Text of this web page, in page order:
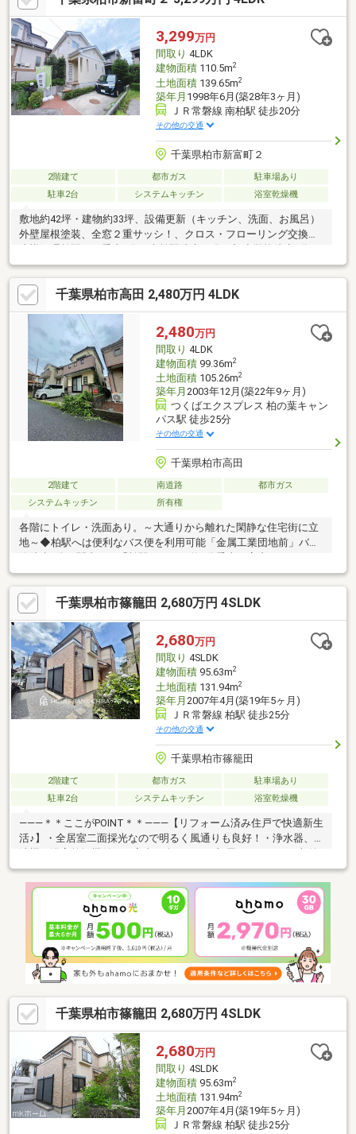
イレがあるため朝夕の混雑を緩和できます。■周辺環境・東武鉄
道野田線「豊四季」駅まで徒歩約20分！柏駅までバス約15分！最
寄りのバス停が徒歩約2分の距離にあり、利便性良好です！
3,299万円
間取り 4LDK
建物面積110.5m2
土地面積139.65m2
築年月 1998年6月(築28年3ヶ月)
ＪＲ常磐線 南柏駅 徒歩20分
その他の交通
千葉県柏市新富町２
2階建て 都市ガス
駐車場あり
駐車2台
システムキッチン 浴室乾燥機
敷地約42坪・建物約33坪、設備更新（キッチン、洗面、お風呂）
外壁屋根塗装、全窓２重サッシ！、クロス・フローリング交換、
コンビニ徒歩5分 イオンモール柏徒歩10分 六実小学校徒歩９
分の立地です！◆見るだけOK！リフォーム相談可・住宅ローン相
談可です。お気軽にお問い合わせください！
千葉県柏市高田 2,480万円 4LDK
2,480万円
間取り 4LDK
建物面積99.36m2
土地面積105.26m2
築年月 2003年12月(築22年9ヶ月)
つくばエクスプレス 柏の葉キャン
パス駅 徒歩25分
その他の交通
千葉県柏市高田
2階建て 南道路
都市ガス
システムキッチン
所有権
各階にトイレ・洗面あり。～大通りから離れた閑静な住宅街に立
地～◆柏駅へは便利なバス便を利用可能「金属工業団地前」バス
イント≫▼LDKは三方から採光が取れ、陽当たり良好です。▽L字
型キッチンはゆとりがあり作業動線が短く使い勝手の良い仕様と
なっています。▼玄関とリビングのドアは両開きドアを採用して
おり、大きな荷物の搬入に便利です。▽敷地内にはゆとりある駐
車スペースと、家庭菜園やガーデニングができる小庭があります♪
千葉県柏市篠籠田 2,680万円 4SLDK
2,680万円
間取り 4SLDK
建物面積95.63m2
土地面積131.94m2
築年月 2007年4月(築19年5ヶ月)
ＪＲ常磐線 柏駅 徒歩25分
その他の交通
千葉県柏市篠籠田
2階建て 都市ガス
駐車場あり
駐車2台
システムキッチン 浴室乾燥機
―――＊＊ここがPOINT＊＊―――【リフォーム済み住戸で快適新生
活♪】・全居室二面採光なので明るく風通りも良好！・浄水器、食
設備充実！・あると便利な小屋裏収納付き！・ダウンライト新規
設置済み！・カースペース2台分あり！（車種による）・小、中学
校まで徒歩10分圏内、安心して通学できますね！※本日ご案内可
能です！是非、この機会にお気軽にお越し下さい♪◆人気エリア
の閑静な住宅街！◆百聞は一見にしかず。家族の安心拠点になる
4LDK＋S♪◆早朝や夜間のご案内にも対応致します！◆住宅ロー
ンのご相談もお気軽に♪
千葉県柏市篠籠田 2,680万円 4SLDK
2,680万円
間取り 4SLDK
建物面積95.63m2
土地面積131.94m2
築年月 2007年4月(築19年5ヶ月)
ＪＲ常磐線 柏駅 徒歩25分